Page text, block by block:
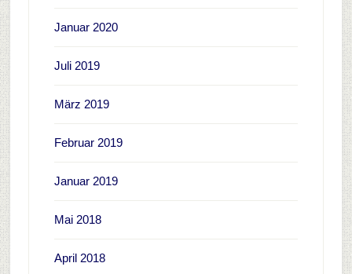
Januar 2020
Juli 2019
März 2019
Februar 2019
Januar 2019
Mai 2018
April 2018